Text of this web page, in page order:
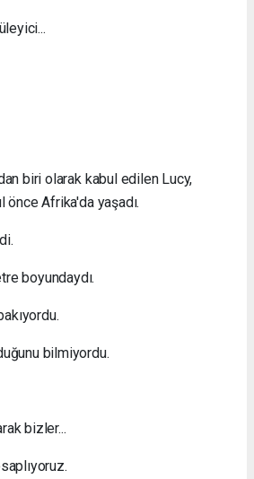
biri olarak kabul edilen Lucy,
önce Afrika'da yaşadı.
boyundaydı.
bilmiyordu.
bizler...